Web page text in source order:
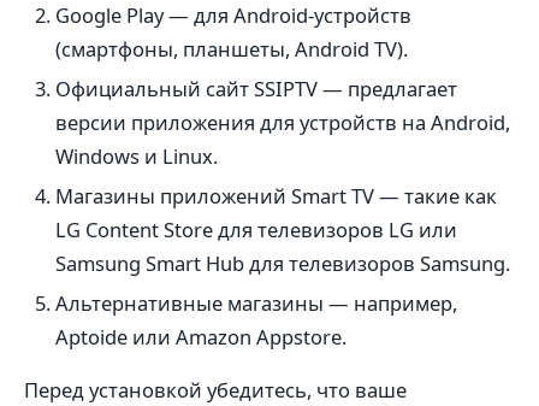
Google Play — для Android-устройств
(смартфоны, планшеты, Android TV).
Официальный сайт SSIPTV — предлагает
версии приложения для устройств на Android,
Windows и Linux.
Магазины приложений Smart TV — такие как
LG Content Store для телевизоров LG или
Samsung Smart Hub для телевизоров Samsung.
Альтернативные магазины — например,
Aptoide или Amazon Appstore.
Перед установкой убедитесь, что ваше